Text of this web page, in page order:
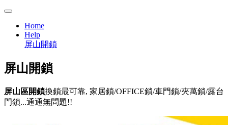
Home
Help
屏山開鎖
屏山開鎖
屏山區開鎖換鎖最可靠, 家居鎖/OFFICE鎖/車門鎖/夾萬鎖/露台
門鎖...通通無問題!!